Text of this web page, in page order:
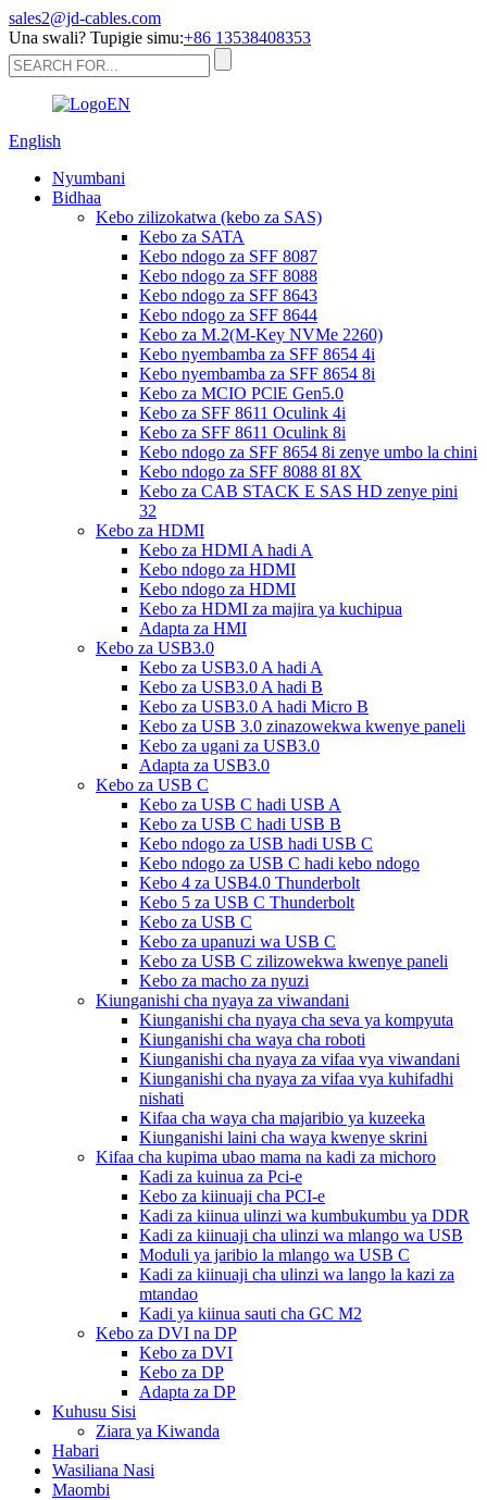
sales2@jd-cables.com
Una swali? Tupigie simu:+86 13538408353
English
Nyumbani
Bidhaa
Kebo zilizokatwa (kebo za SAS)
Kebo za SATA
Kebo ndogo za SFF 8087
Kebo ndogo za SFF 8088
Kebo ndogo za SFF 8643
Kebo ndogo za SFF 8644
Kebo za M.2(M-Key NVMe 2260)
Kebo nyembamba za SFF 8654 4i
Kebo nyembamba za SFF 8654 8i
Kebo za MCIO PClE Gen5.0
Kebo za SFF 8611 Oculink 4i
Kebo za SFF 8611 Oculink 8i
Kebo ndogo za SFF 8654 8i zenye umbo la chini
Kebo ndogo za SFF 8088 8I 8X
Kebo za CAB STACK E SAS HD zenye pini
32
Kebo za HDMI
Kebo za HDMI A hadi A
Kebo ndogo za HDMI
Kebo ndogo za HDMI
Kebo za HDMI za majira ya kuchipua
Adapta za HMI
Kebo za USB3.0
Kebo za USB3.0 A hadi A
Kebo za USB3.0 A hadi B
Kebo za USB3.0 A hadi Micro B
Kebo za USB 3.0 zinazowekwa kwenye paneli
Kebo za ugani za USB3.0
Adapta za USB3.0
Kebo za USB C
Kebo za USB C hadi USB A
Kebo za USB C hadi USB B
Kebo ndogo za USB hadi USB C
Kebo ndogo za USB C hadi kebo ndogo
Kebo 4 za USB4.0 Thunderbolt
Kebo 5 za USB C Thunderbolt
Kebo za USB C
Kebo za upanuzi wa USB C
Kebo za USB C zilizowekwa kwenye paneli
Kebo za macho za nyuzi
Kiunganishi cha nyaya za viwandani
Kiunganishi cha nyaya cha seva ya kompyuta
Kiunganishi cha waya cha roboti
Kiunganishi cha nyaya za vifaa vya viwandani
Kiunganishi cha nyaya za vifaa vya kuhifadhi
nishati
Kifaa cha waya cha majaribio ya kuzeeka
Kiunganishi laini cha waya kwenye skrini
Kifaa cha kupima ubao mama na kadi za michoro
Kadi za kuinua za Pci-e
Kebo za kiinuaji cha PCI-e
Kadi za kiinua ulinzi wa kumbukumbu ya DDR
Kadi za kiinuaji cha ulinzi wa mlango wa USB
Moduli ya jaribio la mlango wa USB C
Kadi za kiinuaji cha ulinzi wa lango la kazi za
mtandao
Kadi ya kiinua sauti cha GC M2
Kebo za DVI na DP
Kebo za DVI
Kebo za DP
Adapta za DP
Kuhusu Sisi
Ziara ya Kiwanda
Habari
Wasiliana Nasi
Maombi